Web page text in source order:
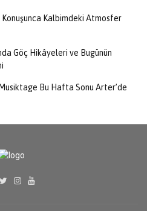
Kalbimdeki Atmosfer
Göç Hikâyeleri ve Bugünün
Bu Hafta Sonu Arter’de